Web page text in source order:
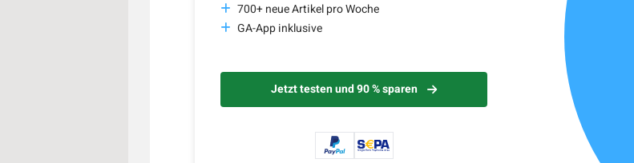
700+ neue Artikel pro Woche
GA-App inklusive
Jetzt testen und 90 % sparen